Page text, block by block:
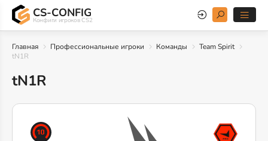
CS-CONFIG
Конфиги игроков CS2
Главная Профессиональные игроки Команды
Team Spirit
tN1R
tN1R